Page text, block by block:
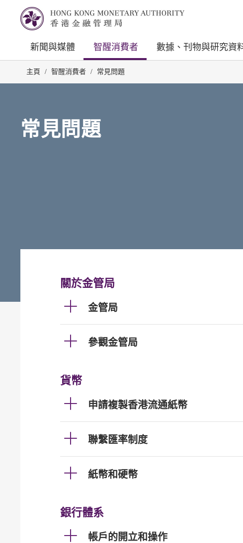
新聞與媒體 智醒消費者 數據、刊物與研究資
主頁 / 智醒消費者 / 常見問題
常見問題
關於金管局
金管局
參觀金管局
貨幣
申請複製香港流通紙幣
聯繫匯率制度
紙幣和硬幣
銀行體系
帳戶的開立和操作